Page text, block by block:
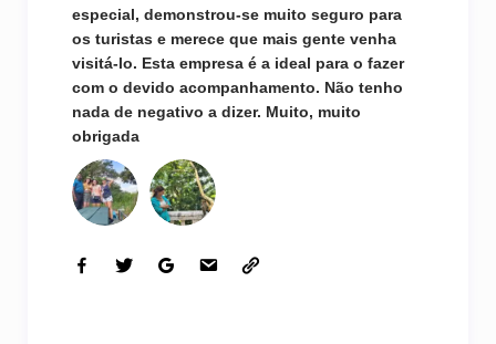
especial, demonstrou-se muito seguro para
os turistas e merece que mais gente venha
visitá-lo. Esta empresa é a ideal para o fazer
com o devido acompanhamento. Não tenho
nada de negativo a dizer. Muito, muito
obrigada